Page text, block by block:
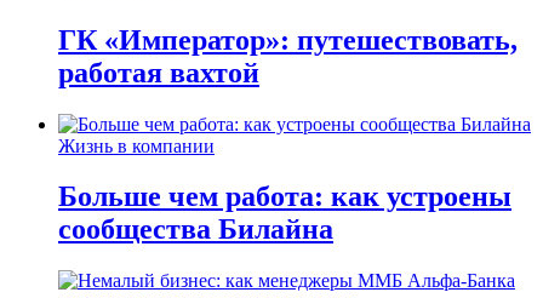
ГК «Император»: путешествовать,
работая вахтой
Жизнь в компании
Больше чем работа: как устроены
сообщества Билайна